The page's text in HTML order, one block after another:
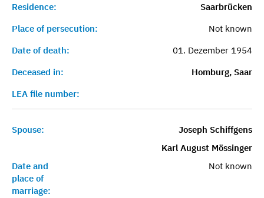
Residence:
Saarbrücken
Place of persecution:
Not known
Date of death:
01. Dezember 1954
Deceased in:
Homburg, Saar
LEA file number:
Spouse:
Joseph Schiffgens
Karl August Mössinger
Date and
place of
marriage:
Not known